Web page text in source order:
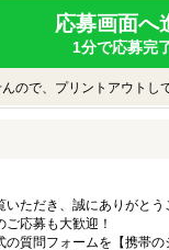
応募画面へ
1分で応募完
ので、プリントアウトし
ただき、誠にありがと
応募も大歓迎！
質問フォームを【携帯